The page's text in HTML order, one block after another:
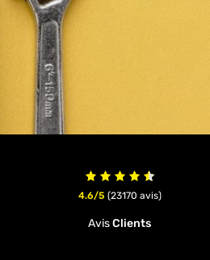
4.6/5 (23170 avis)
AvisClients